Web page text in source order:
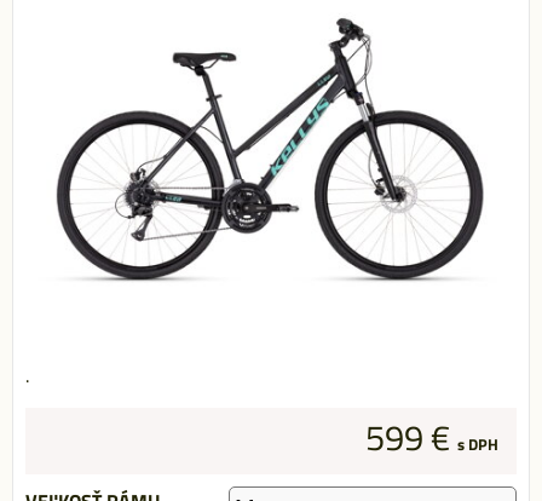
.
599 € s DPH